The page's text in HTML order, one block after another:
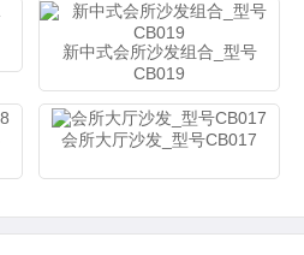
新中式会所沙发组合_型号
CB019
会所大厅沙发_型号CB017